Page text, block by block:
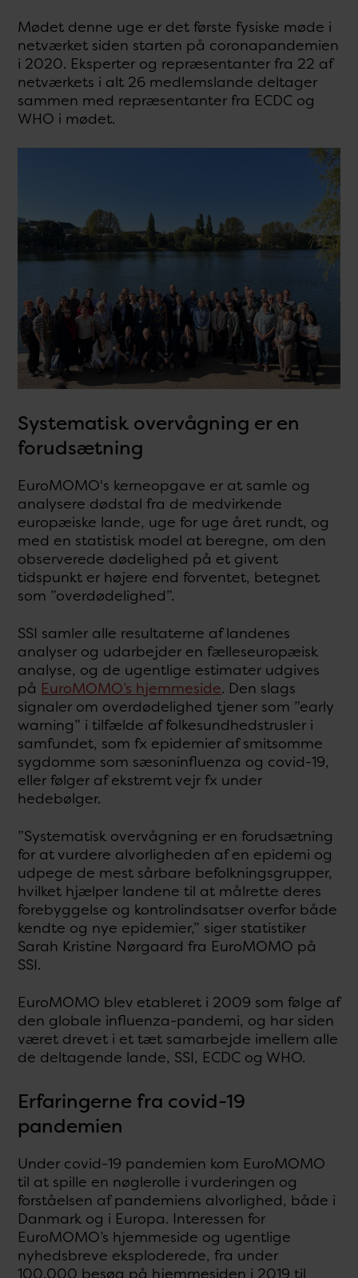
Mødet denne uge er det første fysiske møde i
netværket siden starten på coronapandemien
i 2020. Eksperter og repræsentanter fra 22 af
netværkets i alt 26 medlemslande deltager
sammen med repræsentanter fra ECDC og
WHO i mødet.
Systematisk overvågning er en
forudsætning
EuroMOMO's kerneopgave er at samle og
analysere dødstal fra de medvirkende
europæiske lande, uge for uge året rundt, og
med en statistisk model at beregne, om den
observerede dødelighed på et givent
tidspunkt er højere end forventet, betegnet
som ”overdødelighed”.
SSI samler alle resultaterne af landenes
analyser og udarbejder en fælleseuropæisk
analyse, og de ugentlige estimater udgives
på EuroMOMO’s hjemmeside. Den slags
signaler om overdødelighed tjener som ”early
warning” i tilfælde af folkesundhedstrusler i
samfundet, som fx epidemier af smitsomme
sygdomme som sæsoninfluenza og covid-19,
eller følger af ekstremt vejr fx under
hedebølger.
”Systematisk overvågning er en forudsætning
for at vurdere alvorligheden af en epidemi og
udpege de mest sårbare befolkningsgrupper,
hvilket hjælper landene til at målrette deres
forebyggelse og kontrolindsatser overfor både
kendte og nye epidemier,” siger statistiker
Sarah Kristine Nørgaard fra EuroMOMO på
SSI.
EuroMOMO blev etableret i 2009 som følge af
den globale influenza-pandemi, og har siden
været drevet i et tæt samarbejde imellem alle
de deltagende lande, SSI, ECDC og WHO.
Erfaringerne fra covid-19
pandemien
Under covid-19 pandemien kom EuroMOMO
til at spille en nøglerolle i vurderingen og
forståelsen af pandemiens alvorlighed, både i
Danmark og i Europa. Interessen for
EuroMOMO’s hjemmeside og ugentlige
nyhedsbreve eksploderede, fra under
100.000 besøg på hjemmesiden i 2019 til